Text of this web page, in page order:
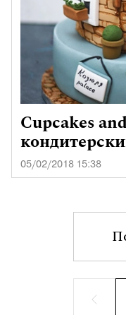
Cupcakes
05/02/2018 15:38